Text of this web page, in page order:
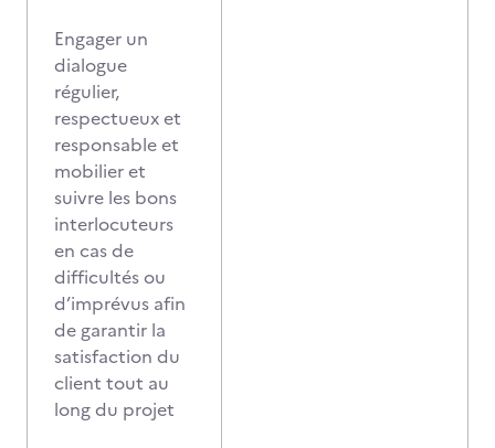
Engager un
dialogue
régulier,
respectueux et
responsable et
mobilier et
suivre les bons
interlocuteurs
en cas de
difficultés ou
d’imprévus afin
de garantir la
satisfaction du
client tout au
long du projet